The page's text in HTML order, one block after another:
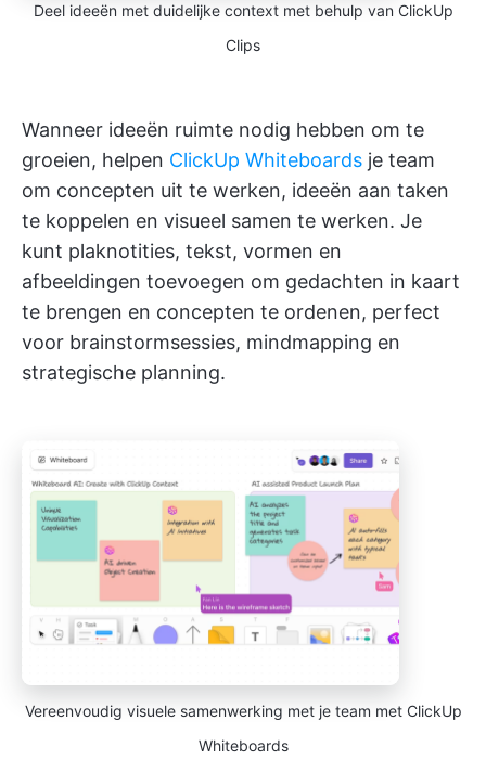
Deel ideeën met duidelijke context met behulp van ClickUp
Clips
Wanneer ideeën ruimte nodig hebben om te
groeien, helpen ClickUp Whiteboards je team
om concepten uit te werken, ideeën aan taken
te koppelen en visueel samen te werken. Je
kunt plaknotities, tekst, vormen en
afbeeldingen toevoegen om gedachten in kaart
te brengen en concepten te ordenen, perfect
voor brainstormsessies, mindmapping en
strategische planning.
Vereenvoudig visuele samenwerking met je team met ClickUp
Whiteboards